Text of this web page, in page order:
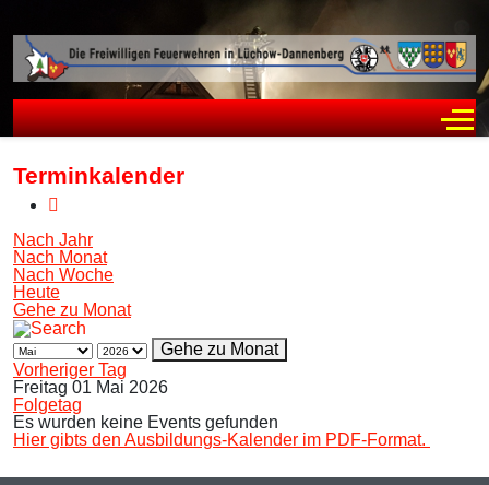
Terminkalender
Nach Jahr
Nach Monat
Nach Woche
Heute
Gehe zu Monat
Gehe zu Monat
Vorheriger Tag
Freitag 01 Mai 2026
Folgetag
Es wurden keine Events gefunden
Hier gibts den Ausbildungs-Kalender im PDF-Format.